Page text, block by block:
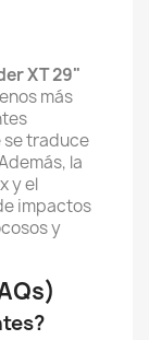
XT 29"
más
se traduce
la
y el
impactos
y